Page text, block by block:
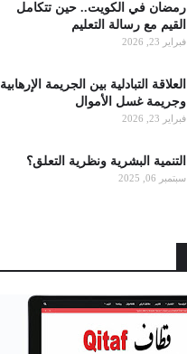
رمضان في الكويت.. حين تتكامل
القيم مع رسالة التعليم
فبراير 23, 2026
العلاقة التبادلية بين الجريمة الإرهابية
وجريمة غسل الأموال
فبراير 23, 2026
التنمية البشرية ونظرية التعلق؟
سبتمبر 06, 2025